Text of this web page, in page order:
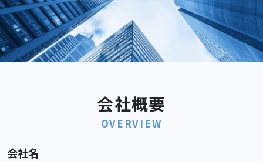
会社概要
OVERVIEW
会社名